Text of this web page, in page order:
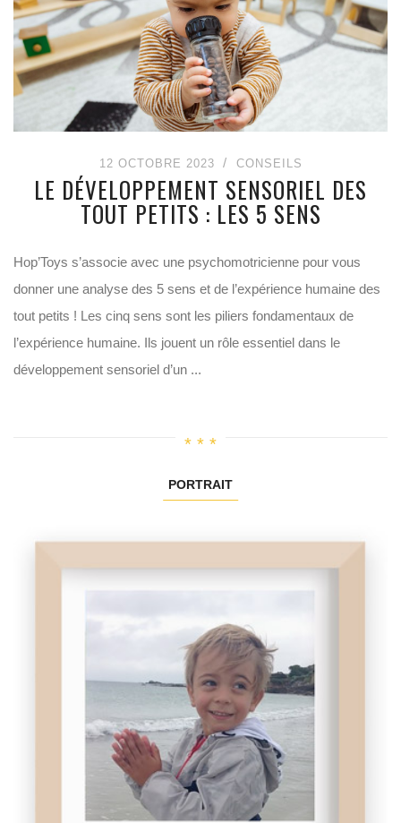
12 OCTOBRE 2023 CONSEILS
LE DÉVELOPPEMENT SENSORIEL DES
TOUT PETITS : LES 5 SENS
Hop’Toys s’associe avec une psychomotricienne pour vous
donner une analyse des 5 sens et de l’expérience humaine des
tout petits ! Les cinq sens sont les piliers fondamentaux de
l’expérience humaine. Ils jouent un rôle essentiel dans le
développement sensoriel d’un ...
PORTRAIT